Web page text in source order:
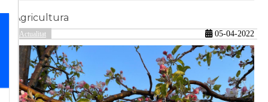
Agricultura
Actualitat 05-04-2022